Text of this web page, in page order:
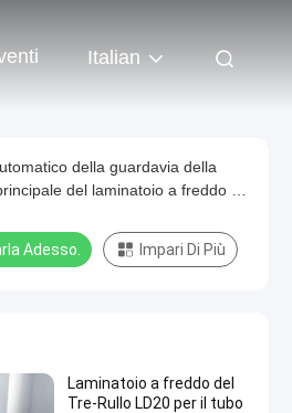
Italian
della guardavia della
del laminatoio a freddo di
Adesso. Impari Di Più
Laminatoio a freddo del
Tre-Rullo LD20 per il tubo